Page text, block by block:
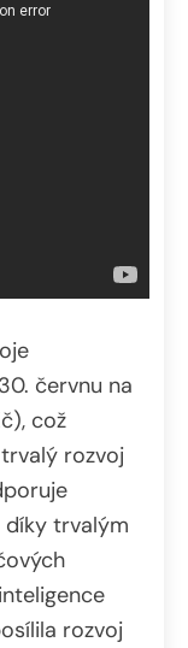
červnu na
což
rozvoj
díky trvalým
rozvoj